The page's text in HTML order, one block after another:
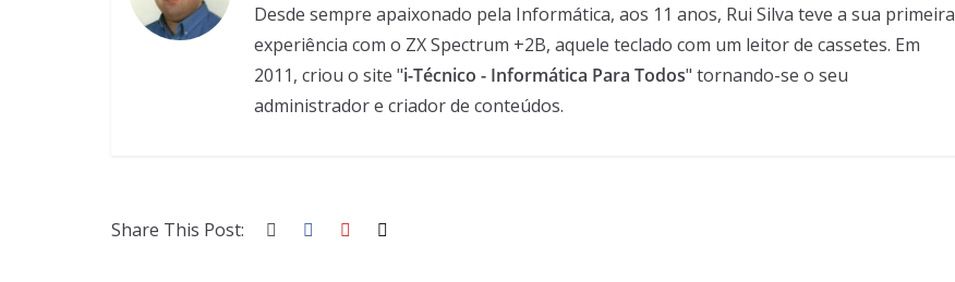
Desde sempre apaixonado pela Informática, aos 11 anos, Rui Silva teve a sua primeira
experiência com o ZX Spectrum +2B, aquele teclado com um leitor de cassetes. Em
2011, criou o site "i-Técnico - Informática Para Todos" tornando-se o seu
administrador e criador de conteúdos.
Share This Post: